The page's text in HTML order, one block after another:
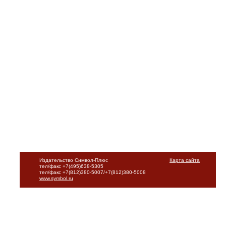
Карта сайта
Издательство Символ-Плюс
тел/факс +7(495)638-5305
тел/факс +7(812)380-5007/+7(812)380-5008
www.symbol.ru